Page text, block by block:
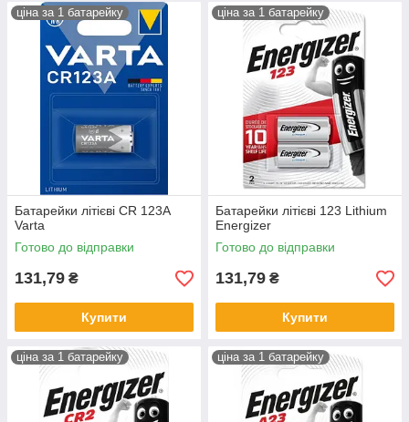
ціна за 1 батарейку
Батарейки літієві CR 123A
Varta
Готово до відправки
131,79 ₴
Купити
ціна за 1 батарейку
Батарейки літієві 123 Lithium
Energizer
Готово до відправки
131,79 ₴
Купити
ціна за 1 батарейку ціна за 1 батарейку